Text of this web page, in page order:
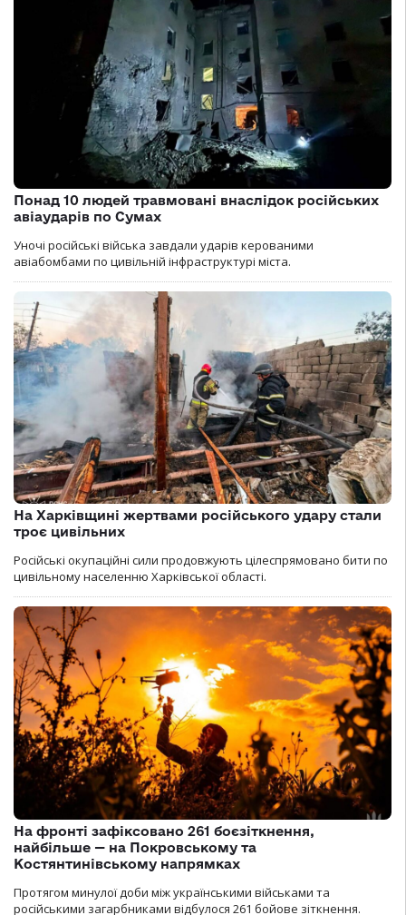
Понад 10 людей травмовані внаслідок російських
авіаударів по Сумах
Уночі російські війська завдали ударів керованими
авіабомбами по цивільній інфраструктурі міста.
На Харківщині жертвами російського удару стали
троє цивільних
Російські окупаційні сили продовжують цілеспрямовано бити по
цивільному населенню Харківської області.
На фронті зафіксовано 261 боєзіткнення,
найбільше — на Покровському та
Костянтинівському напрямках
Протягом минулої доби між українськими військами та
російськими загарбниками відбулося 261 бойове зіткнення.